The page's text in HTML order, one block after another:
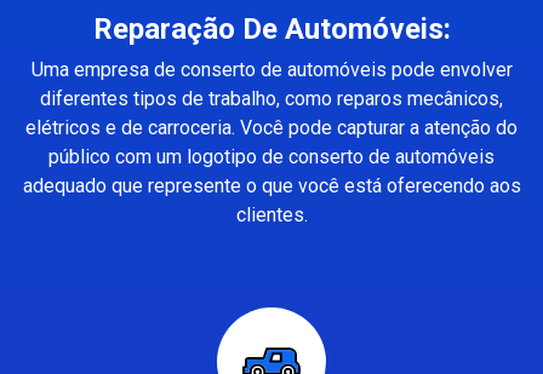
Reparação De Automóveis:
Uma empresa de conserto de automóveis pode envolver
diferentes tipos de trabalho, como reparos mecânicos,
elétricos e de carroceria. Você pode capturar a atenção do
público com um logotipo de conserto de automóveis
adequado que represente o que você está oferecendo aos
clientes.